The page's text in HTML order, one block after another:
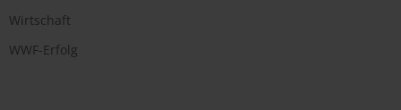
Wirtschaft
WWF-Erfolg